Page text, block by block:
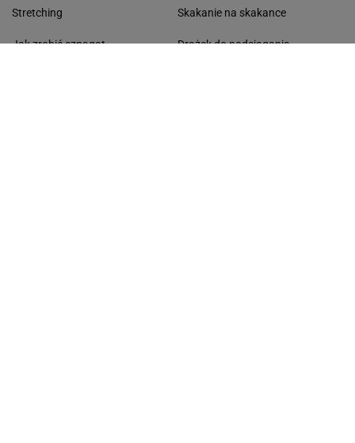
Stretching
Jak zrobić szpagat
Skakanie na skakance
Drążek do podciągania